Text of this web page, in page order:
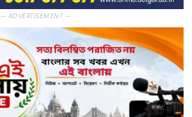
— ADVERTISEMENT —